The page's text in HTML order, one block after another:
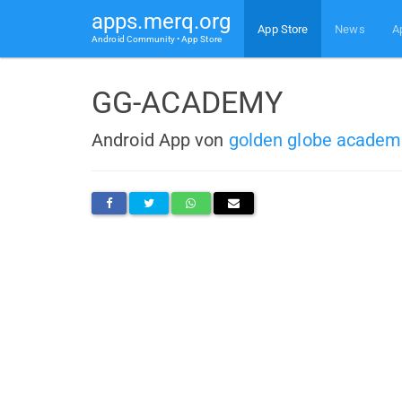
apps.merq.org
Android Community • App Store
App Store News
GG-ACADEMY
Android App von golden globe